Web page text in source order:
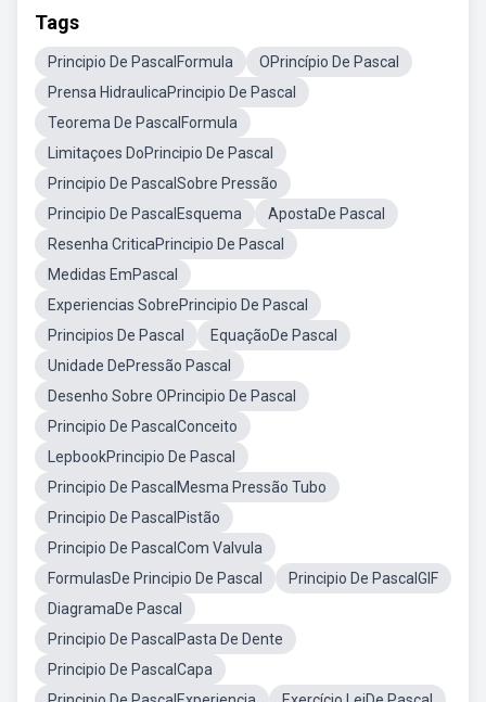
Tags
Principio De PascalFormula
OPrincípio De Pascal
Prensa HidraulicaPrincipio De Pascal
Teorema De PascalFormula
Limitaçoes DoPrincipio De Pascal
Principio De PascalSobre Pressão
Principio De PascalEsquema
ApostaDe Pascal
Resenha CriticaPrincipio De Pascal
Medidas EmPascal
Experiencias SobrePrincipio De Pascal
Principios De Pascal
EquaçãoDe Pascal
Unidade DePressão Pascal
Desenho Sobre OPrincipio De Pascal
Principio De PascalConceito
LepbookPrincipio De Pascal
Principio De PascalMesma Pressão Tubo
Principio De PascalPistão
Principio De PascalCom Valvula
FormulasDe Principio De Pascal
Principio De PascalGIF
DiagramaDe Pascal
Principio De PascalPasta De Dente
Principio De PascalCapa